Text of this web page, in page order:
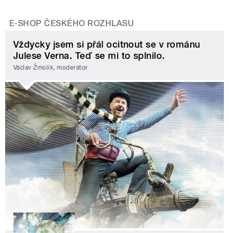
E-SHOP ČESKÉHO ROZHLASU
Vždycky jsem si přál ocitnout se v románu
Julese Verna. Teď se mi to splnilo.
Václav Žmolík, moderátor